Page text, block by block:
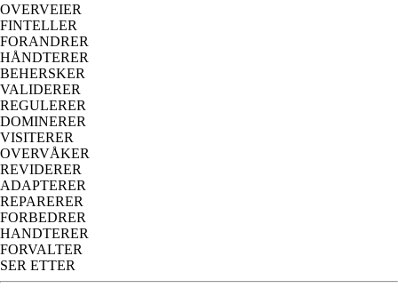
OVERVEIER
FINTELLER
FORANDRER
HÅNDTERER
BEHERSKER
VALIDERER
REGULERER
DOMINERER
VISITERER
OVERVÅKER
REVIDERER
ADAPTERER
REPARERER
FORBEDRER
HANDTERER
FORVALTER
SER ETTER